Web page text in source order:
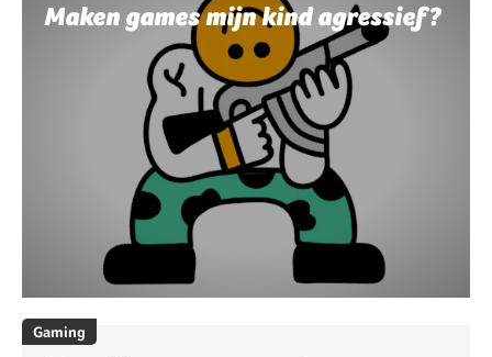
Maken games mijn kind agressief?
Gaming